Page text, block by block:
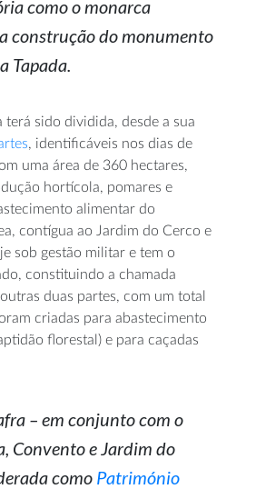
como o monarca
construção do monumento
Tapada.
terá sido dividida, desde a sua
, identificáveis nos dias de
uma área de 360 hectares,
hortícola, pomares e
alimentar do
contígua ao Jardim do Cerco e
sob gestão militar e tem o
constituindo a chamada
duas partes, com um total
criadas para abastecimento
florestal) e para caçadas
– em conjunto com o
Convento e Jardim do
como Património